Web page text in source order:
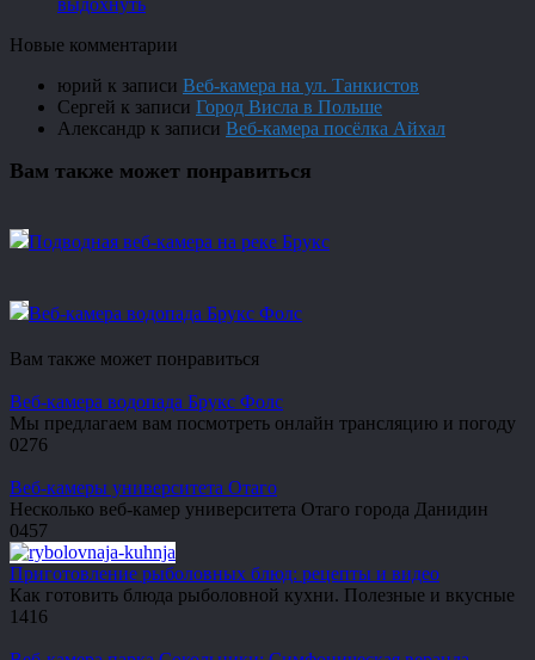
выдохнуть
Новые комментарии
юрий к записи Веб-камера на ул. Танкистов
Сергей к записи Город Висла в Польше
Александр к записи Веб-камера посёлка Айхал
Вам также может понравиться
Подводная веб-камера на реке Брукс
Веб-камера водопада Брукс Фолс
Вам также может понравиться
Веб-камера водопада Брукс Фолс
Мы предлагаем вам посмотреть онлайн трансляцию и погоду
0276
Веб-камеры университета Отаго
Несколько веб-камер университета Отаго города Данидин
0457
Приготовление рыболовных блюд: рецепты и видео
Как готовить блюда рыболовной кухни. Полезные и вкусные
1416